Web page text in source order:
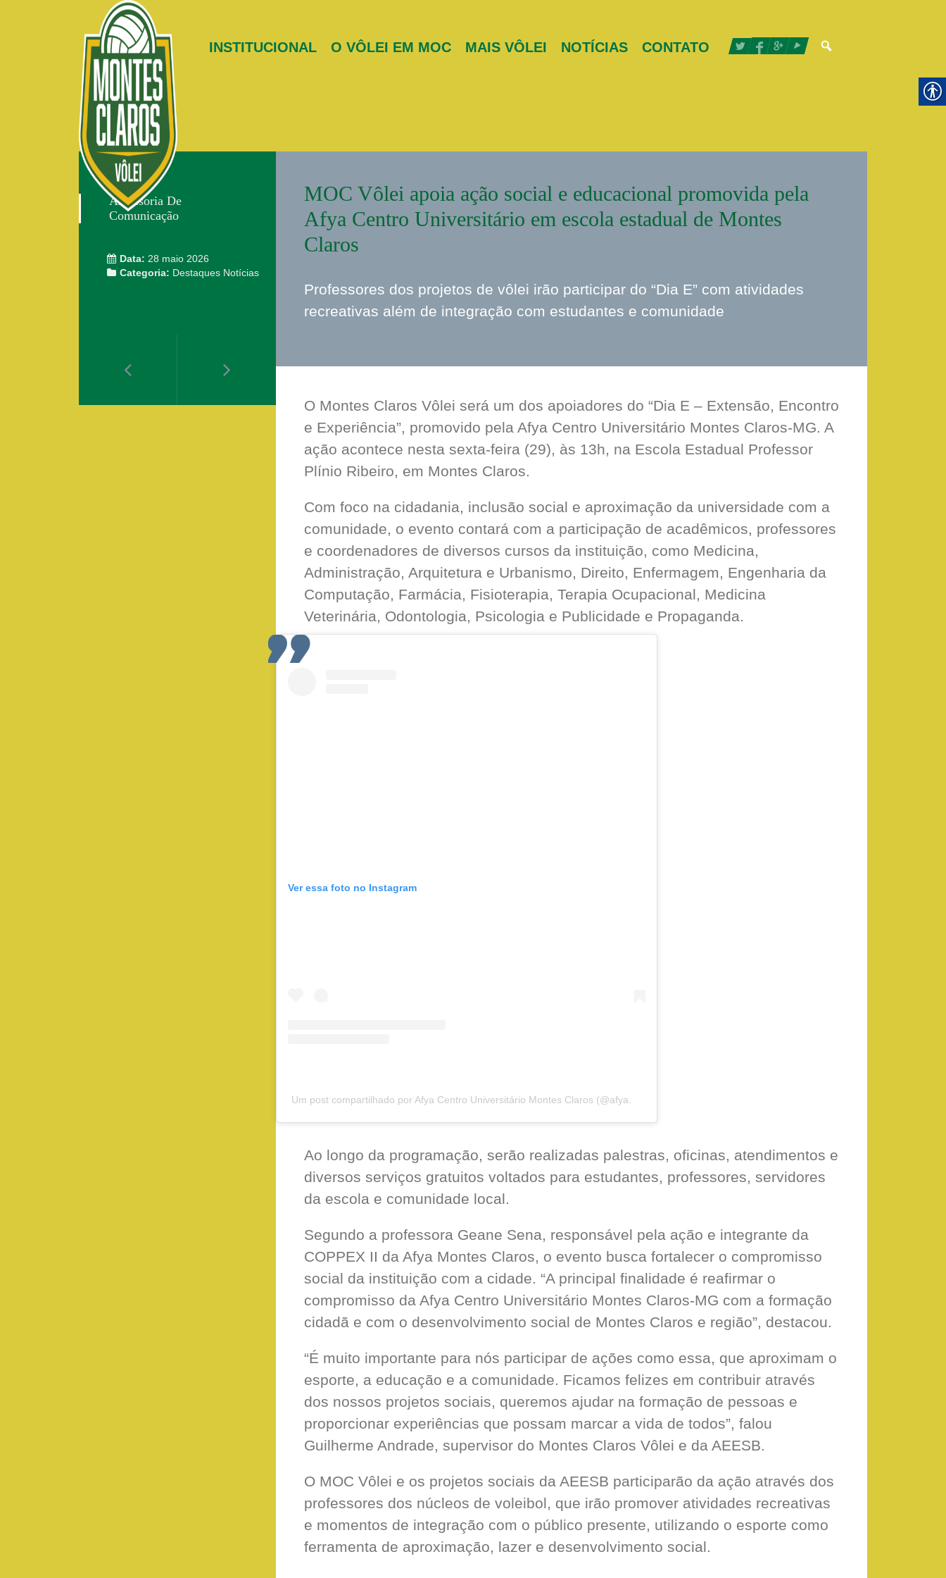
INSTITUCIONAL O VÔLEI EM MOC MAIS VÔLEI NOTÍCIAS CONTATO
Assessoria De
Comunicação
Data: 28 maio 2026
Categoria: Destaques Notícias
MOC Vôlei apoia ação social e educacional promovida pela
Afya Centro Universitário em escola estadual de Montes
Claros
Professores dos projetos de vôlei irão participar do “Dia E” com atividades
recreativas além de integração com estudantes e comunidade
O Montes Claros Vôlei será um dos apoiadores do “Dia E – Extensão, Encontro
e Experiência”, promovido pela Afya Centro Universitário Montes Claros-MG. A
ação acontece nesta sexta-feira (29), às 13h, na Escola Estadual Professor
Plínio Ribeiro, em Montes Claros.
Com foco na cidadania, inclusão social e aproximação da universidade com a
comunidade, o evento contará com a participação de acadêmicos, professores
e coordenadores de diversos cursos da instituição, como Medicina,
Administração, Arquitetura e Urbanismo, Direito, Enfermagem, Engenharia da
Computação, Farmácia, Fisioterapia, Terapia Ocupacional, Medicina
Veterinária, Odontologia, Psicologia e Publicidade e Propaganda.
Ver essa foto no Instagram
Ao longo da programação, serão realizadas palestras, oficinas, atendimentos e
diversos serviços gratuitos voltados para estudantes, professores, servidores
da escola e comunidade local.
Segundo a professora Geane Sena, responsável pela ação e integrante da
COPPEX II da Afya Montes Claros, o evento busca fortalecer o compromisso
social da instituição com a cidade. “A principal finalidade é reafirmar o
compromisso da Afya Centro Universitário Montes Claros-MG com a formação
cidadã e com o desenvolvimento social de Montes Claros e região”, destacou.
“É muito importante para nós participar de ações como essa, que aproximam o
esporte, a educação e a comunidade. Ficamos felizes em contribuir através
dos nossos projetos sociais, queremos ajudar na formação de pessoas e
proporcionar experiências que possam marcar a vida de todos”, falou
Guilherme Andrade, supervisor do Montes Claros Vôlei e da AEESB.
O MOC Vôlei e os projetos sociais da AEESB participarão da ação através dos
professores dos núcleos de voleibol, que irão promover atividades recreativas
e momentos de integração com o público presente, utilizando o esporte como
ferramenta de aproximação, lazer e desenvolvimento social.